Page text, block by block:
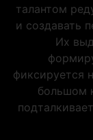
талантом
и создавать
Их
фиксируется
большом